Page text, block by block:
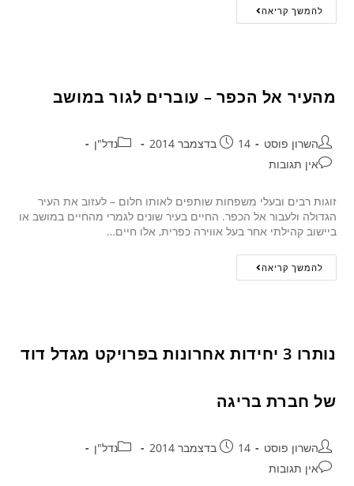
להמשך קריאה
מהעיר אל הכפר – עוברים לגור במושב
השרון פוסט 14 בדצמבר 2014
נדל"ן
אין תגובות
זוגות רבים ובעלי משפחות שותפים לאותו חלום – לעזוב את העיר
הגדולה ולעבור אל הכפר. החיים בעיר שונים לגמרי מהחיים במושב או
ביישוב קהילתי אחר בעל אווירה כפרית, אלו חיים…
להמשך קריאה
נותרו 3 יחידות אחרונות בפרויקט מגדל דוד
של חברת בריגה
השרון פוסט 14 בדצמבר 2014
נדל"ן
אין תגובות